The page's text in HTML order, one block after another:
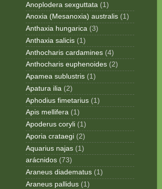
Anoplodera sexguttata (1)
Anoxia (Mesanoxia) australis (1)
Anthaxia hungarica (3)
Anthaxia salicis (1)
Anthocharis cardamines (4)
Anthocharis euphenoides (2)
Apamea sublustris (1)
Apatura ilia (2)
Aphodius fimetarius (1)
Apis mellifera (1)
Apoderus coryli (1)
Aporia crataegi (2)
Aquarius najas (1)
arácnidos (73)
Araneus diadematus (1)
Araneus pallidus (1)